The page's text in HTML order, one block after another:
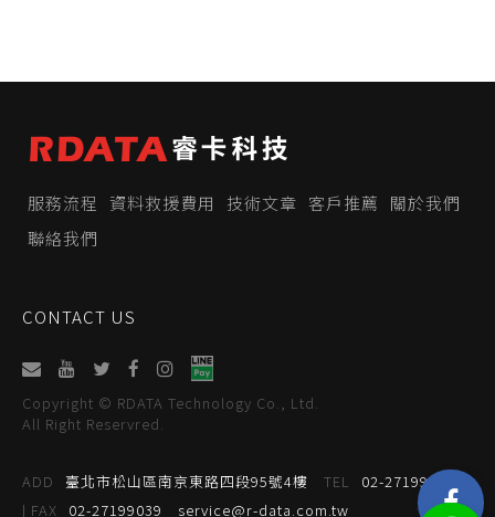
服務流程 資料救援費用 技術文章 客戶推薦
關於我們
聯絡我們
CONTACT US
Copyright © RDATA Technology Co., Ltd.
All Right Reservred.
ADD 臺北市松山區南京東路四段95號4樓 TEL
02-27199059
| FAX
02-27199039 service@r-data.com.tw